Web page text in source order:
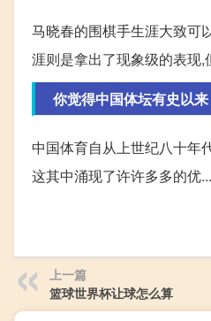
马晓春的围棋手生涯大致可
涯则是拿出了现象级的表现,
你觉得中国体坛有史以
中国体育自从上世纪八十年
这其中涌现了许许多多的优...
上一篇
篮球世界杯让球怎么算